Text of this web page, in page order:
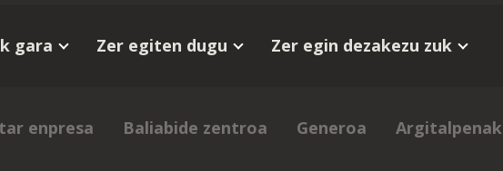
gara Zer egiten dugu Zer egin dezakezu zuk
enpresa Baliabide zentroa Generoa Argitalpenak